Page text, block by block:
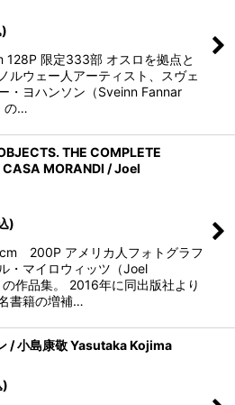
128P 限定333部 オスロを拠点と
ルウェー人アーティスト、スヴェ
・ヨハンソン（Sveinn Fannar
の…
THE COMPLETE
CASA MORANDI / Joel
)
200P アメリカ人フォトグラフ
・マイロウィッツ（Joel
作品集。 2016年に同出版社より
書籍の増補…
/ 小島康敬 Yasutaka Kojima
)